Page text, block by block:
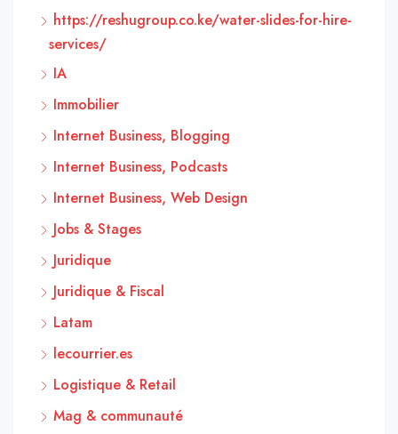
https://reshugroup.co.ke/water-slides-for-hire-
services/
IA
Immobilier
Internet Business, Blogging
Internet Business, Podcasts
Internet Business, Web Design
Jobs & Stages
Juridique
Juridique & Fiscal
Latam
lecourrier.es
Logistique & Retail
Mag & communauté